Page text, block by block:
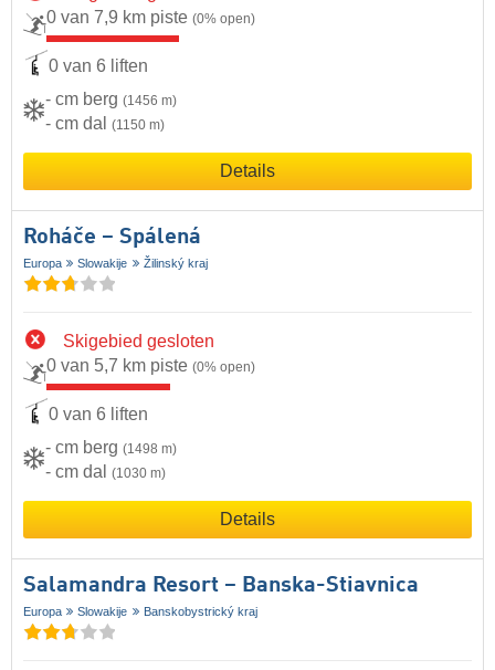
0 van 7,9 km piste (0% open)
0 van 6 liften
- cm berg (1456 m)
- cm dal (1150 m)
Details
Roháče – Spálená
Europa Slowakije Žilinský kraj
Skigebied gesloten
0 van 5,7 km piste (0% open)
0 van 6 liften
- cm berg (1498 m)
- cm dal (1030 m)
Details
Salamandra Resort – Banska-Stiavnica
Europa Slowakije Banskobystrický kraj